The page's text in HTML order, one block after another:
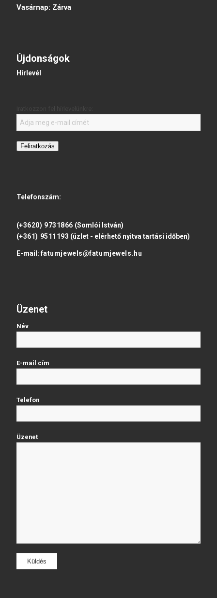
Vasárnap: Zárva
Újdonságok
Hírlevél
Feliratkozás
Telefonszám:
(+3620) 9731866 (Somlói István)
(+361) 9511193 (üzlet - elérhető nyitva tartási időben)
E-mail: fatumjewels@fatumjewels.hu
Üzenet
Név
E-mail cím
Telefon
Üzenet